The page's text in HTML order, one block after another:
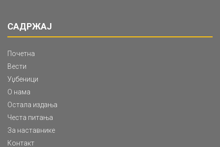
САДРЖАЈ
Почетна
Вести
Уџбеници
О нама
Остала издања
Честа питања
За наставнике
Контакт